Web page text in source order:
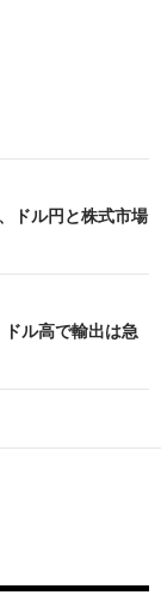
ドル円と株式市場
ル高で輸出は急